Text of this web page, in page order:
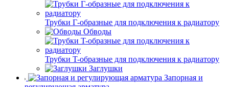
Трубки Г-образные для подключения к радиатору
Обводы
Трубки T-образные для подключения к радиатору
Заглушки
Запорная и